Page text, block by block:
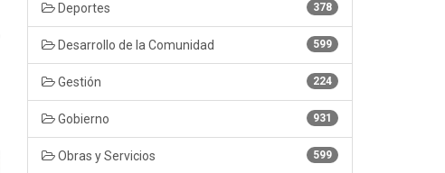
378
Deportes
599
Desarrollo de la Comunidad
224
Gestión
931
Gobierno
599
Obras y Servicios